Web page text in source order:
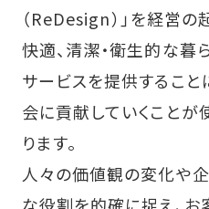
（ReDesign）」を経営
快適、清潔・衛生的な暮
サービスを提供すること
会に貢献していくことが
ります。
人々の価値観の変化や